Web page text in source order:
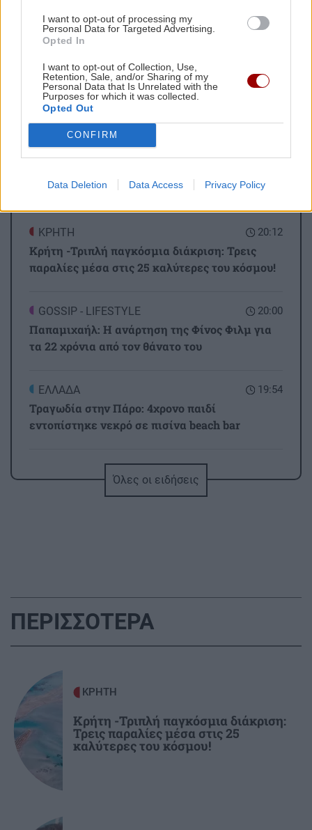
I want to opt-out of processing my
Personal Data for Targeted Advertising.
Opted In
I want to opt-out of Collection, Use,
Retention, Sale, and/or Sharing of my
Personal Data that Is Unrelated with the
Purposes for which it was collected.
Opted Out
CONFIRM
Data Deletion Data Access Privacy Policy
Ακολουθήστε το ekriti.gr στο Google News
και όχι μόνο.
Περιφερεια Κρητης Φιλοξενία
ΡΟΗ ΕΙΔΗΣΕΩΝ
20:12
ΚΡΗΤΗ
Κρήτη -Τριπλή παγκόσμια διάκριση: Τρεις
παραλίες μέσα στις 25 καλύτερες του κόσμου!
20:00
GOSSIP - LIFESTYLE
Παπαμιχαήλ: Η ανάρτηση της Φίνος Φιλμ για
τα 22 χρόνια από τον θάνατο του
19:54
ΕΛΛΑΔΑ
Τραγωδία στην Πάρο: 4χρονο παιδί
εντοπίστηκε νεκρό σε πισίνα beach bar
Ιταλοί αστυνομικοί στους δρόμους της Αθήνας
κάστα" και φίμωση
19:23
ΠΟΛΙΤΙΚΗ
συμφέροντα η υποχωρητικότητα της
κυβέρνησης
ΕΛΛΑΔΑ
Εγκλωβισμένοι στην "κόλαση" της
Αττικοβοιωτίας: Η ολονύχτια μάχη της
διάσωσης (βίντεο)
Όλες οι ειδήσεις
ΠΕΡΙΣΣΟΤΕΡΑ
ΚΡΗΤΗ
Κρήτη -Τριπλή παγκόσμια διάκριση:
Τρεις παραλίες μέσα στις 25
καλύτερες του κόσμου!